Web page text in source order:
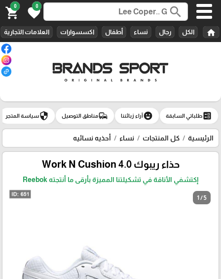
search
0
favorite
0
shopping_cart
home الكل رجال نساء أطفال اكسسوارات العلامات التجارية
ballotطلباتي السابقة emoji_emotionsآراء زبائننا commuteمناطق التوصيل securityسياسة المتجر
الرئيسية كل المنتجات نساء أحذيه نسائيه
حذاء ريبوك Work N Cushion 4.0
إكتشفي الأناقة في تشكيلتنا المميزة بأرقى ما أنتجته Reebok
1 / 5